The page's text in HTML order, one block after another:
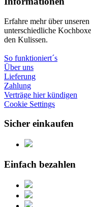
Erfahre mehr über
unterschiedliche
den Kulissen.
So funktioniert´s
Über uns
Lieferung
Zahlung
Verträge hier kündigen
Cookie Settings
Sicher einkaufen
Einfach bezahlen